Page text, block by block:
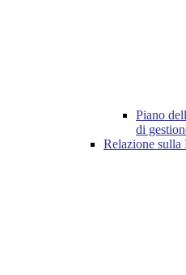
Piano
di
Relazione sulla